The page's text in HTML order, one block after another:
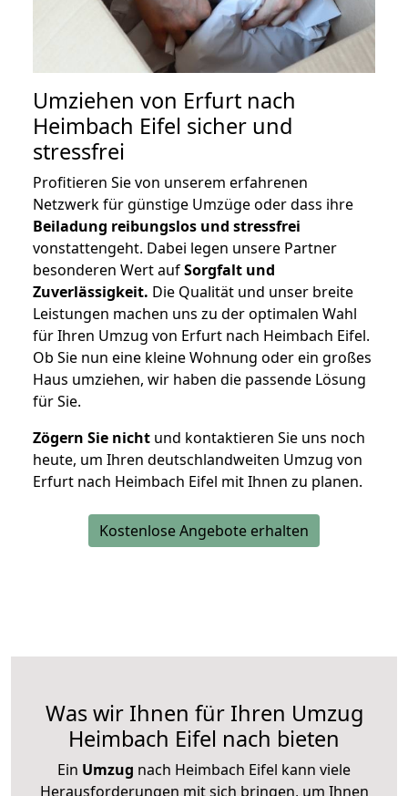
Umziehen von Erfurt nach
Heimbach Eifel sicher und
stressfrei
Profitieren Sie von unserem erfahrenen
Netzwerk für günstige Umzüge oder dass ihre
Beiladung reibungslos und stressfrei
vonstattengeht. Dabei legen unsere Partner
besonderen Wert aufSorgfalt und
Zuverlässigkeit. Die Qualität und unser breite
Leistungen machen uns zu der optimalen Wahl
für Ihren Umzug von Erfurt nach Heimbach Eifel.
Ob Sie nun eine kleine Wohnung oder ein großes
Haus umziehen, wir haben die passende Lösung
für Sie.
Zögern Sie nicht und kontaktieren Sie uns noch
heute, um Ihren deutschlandweiten Umzug von
Erfurt nach Heimbach Eifel mit Ihnen zu planen.
Kostenlose Angebote erhalten
Was wir Ihnen für Ihren Umzug
Heimbach Eifel nach bieten
Ein Umzug nach Heimbach Eifel kann viele
Herausforderungen mit sich bringen, um Ihnen